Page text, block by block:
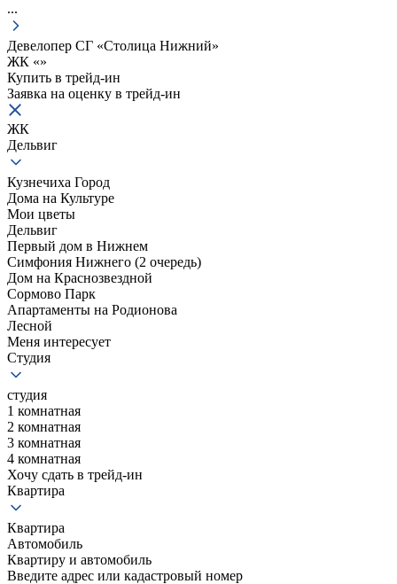
...
Девелопер СГ «Столица Нижний»
ЖК «»
Купить в трейд-ин
Заявка на оценку в трейд-ин
ЖК
Дельвиг
Кузнечиха Город
Дома на Культуре
Мои цветы
Дельвиг
Первый дом в Нижнем
Симфония Нижнего (2 очередь)
Дом на Краснозвездной
Сормово Парк
Апартаменты на Родионова
Лесной
Меня интересует
Студия
студия
1 комнатная
2 комнатная
3 комнатная
4 комнатная
Хочу сдать в трейд-ин
Квартира
Квартира
Автомобиль
Квартиру и автомобиль
Введите адрес или кадастровый номер